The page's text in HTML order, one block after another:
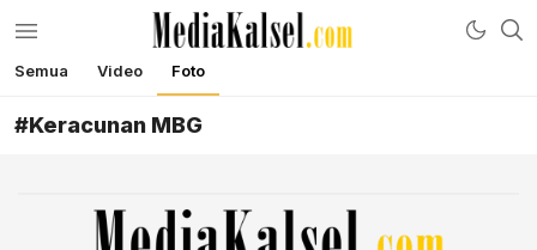
mediakalsel.com
Berita Update Banua
Semua Video Foto
#Keracunan MBG